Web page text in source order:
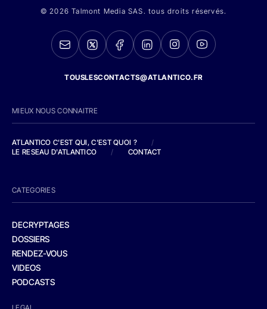
© 2026 Talmont Media SAS. tous droits réservés.
TOUSLESCONTACTS@ATLANTICO.FR
MIEUX NOUS CONNAITRE
ATLANTICO C'EST QUI, C'EST QUOI ?
/
LE RESEAU D'ATLANTICO
/ CONTACT
CATEGORIES
DECRYPTAGES
DOSSIERS
RENDEZ-VOUS
VIDEOS
PODCASTS